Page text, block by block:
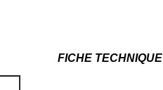
FICHE TECHNIQUE